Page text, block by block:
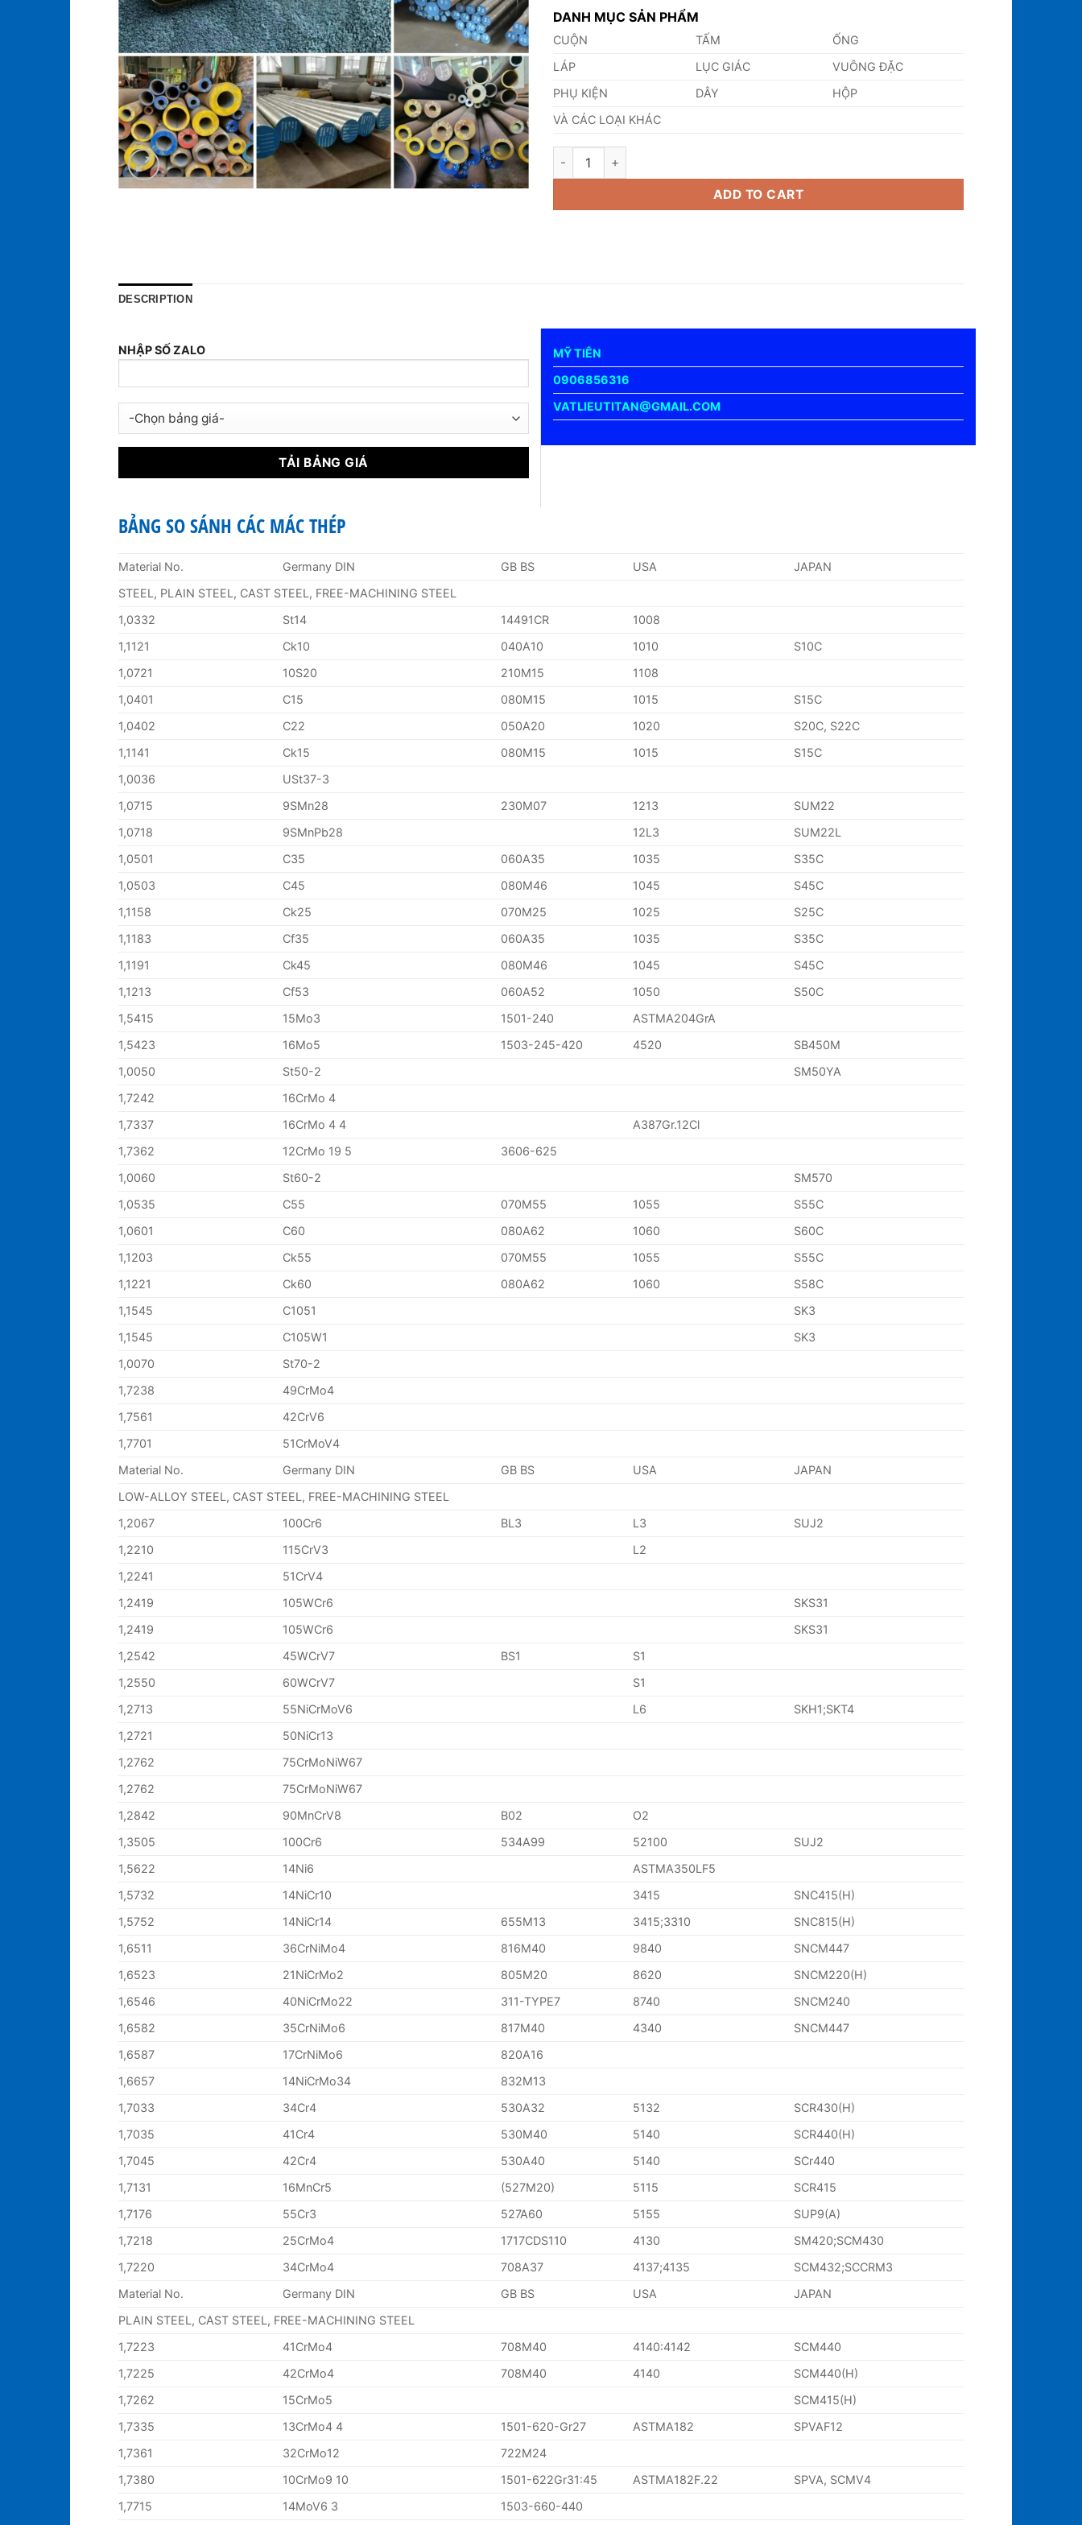
DANH MỤC SẢN PHẨM
CUỘN TẤM
ỐNG
LÁP
LỤC GIÁC
VUÔNG ĐẶC
PHỤ KIỆN
DÂY
HỘP
VÀ CÁC LOẠI KHÁC
Thép Tấm SLA325B - Bảng Giá Chi Tiết quantity
ADD TO CART
DESCRIPTION
NHẬP SỐ ZALO
MỸ TIÊN
0906856316
VATLIEUTITAN@GMAIL.COM
BẢNG SO SÁNH CÁC MÁC THÉP
Material No. Germany DIN GB BS USA
JAPAN
STEEL, PLAIN STEEL, CAST STEEL, FREE-MACHINING STEEL
1,0332
St14 14491CR
1008
1,1121
Ck10 040A10 1010
S10C
1,0721
10S20 210M15
1108
1,0401
C15 080M15 1015
S15C
1,0402
C22 050A20 1020
S20C, S22C
1,1141
Ck15 080M15 1015
S15C
1,0036
USt37-3
1,0715
9SMn28 230M07 1213
SUM22
1,0718
9SMnPb28 12L3
SUM22L
1,0501
C35 060A35 1035
S35C
1,0503
C45 080M46 1045
S45C
1,1158
Ck25 070M25 1025
S25C
1,1183
Cf35 060A35 1035
S35C
1,1191
Ck45 080M46 1045
S45C
1,1213
Cf53 060A52 1050
S50C
1,5415
15Mo3 1501-240
ASTMA204GrA
1,5423
16Mo5 1503-245-420 4520
SB450M
1,0050
St50-2
SM50YA
1,7242
16CrMo 4
1,7337
16CrMo 4 4
A387Gr.12Cl
1,7362
12CrMo 19 5
3606-625
1,0060
St60-2
SM570
1,0535
C55 070M55 1055
S55C
1,0601
C60 080A62 1060
S60C
1,1203
Ck55 070M55 1055
S55C
1,1221
Ck60 080A62 1060
S58C
1,1545
C1051
SK3
1,1545
C105W1
SK3
1,0070
St70-2
1,7238
49CrMo4
1,7561
42CrV6
1,7701
51CrMoV4
Material No.
Germany DIN GB BS USA
JAPAN
LOW-ALLOY STEEL, CAST STEEL, FREE-MACHINING STEEL
1,2067
100Cr6 BL3 L3
SUJ2
1,2210
115CrV3
L2
1,2241
51CrV4
1,2419
105WCr6
SKS31
1,2419
105WCr6
SKS31
1,2542
45WCrV7 BS1
S1
1,2550
60WCrV7
S1
1,2713
55NiCrMoV6 L6
SKH1;SKT4
1,2721
50NiCr13
1,2762
75CrMoNiW67
1,2762
75CrMoNiW67
1,2842
90MnCrV8 B02
O2
1,3505
100Cr6 534A99 52100
SUJ2
1,5622
14Ni6
ASTMA350LF5
1,5732
14NiCr10 3415
SNC415(H)
1,5752
14NiCr14 655M13 3415;3310
SNC815(H)
1,6511
36CrNiMo4 816M40 9840
SNCM447
1,6523
21NiCrMo2 805M20 8620
SNCM220(H)
1,6546
40NiCrMo22 311-TYPE7 8740
SNCM240
1,6582
35CrNiMo6 817M40 4340
SNCM447
1,6587
17CrNiMo6
820A16
1,6657
14NiCrMo34
832M13
1,7033
34Cr4 530A32 5132
SCR430(H)
1,7035
41Cr4 530M40 5140
SCR440(H)
1,7045
42Cr4 530A40 5140
SCr440
1,7131
16MnCr5 (527M20) 5115
SCR415
1,7176
55Cr3 527A60 5155
SUP9(A)
1,7218
25CrMo4 1717CDS110 4130
SM420;SCM430
1,7220
34CrMo4 708A37 4137;4135
SCM432;SCCRM3
Material No.
Germany DIN GB BS USA
JAPAN
PLAIN STEEL, CAST STEEL, FREE-MACHINING STEEL
1,7223
41CrMo4 708M40 4140:4142
SCM440
1,7225
42CrMo4 708M40 4140
SCM440(H)
1,7262
15CrMo5
SCM415(H)
1,7335
13CrMo4 4 1501-620-Gr27 ASTMA182
SPVAF12
1,7361
32CrMo12
722M24
1,7380
10CrMo9 10 1501-622Gr31:45 ASTMA182F.22
SPVA, SCMV4
1,7715
14MoV6 3 1503-660-440